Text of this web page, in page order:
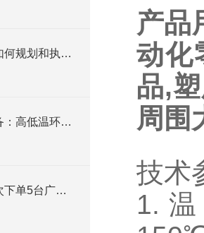
从标准到实践——如何规划和执行有效的盐雾测试
岩石力学实验新装备：高低温环境试验箱的研制与应用探索
深圳半导体公司再次下单5台广皓天快温变箱，品质部总工坦言“真的好用”
产品
动化
品,
周围
技术
1.